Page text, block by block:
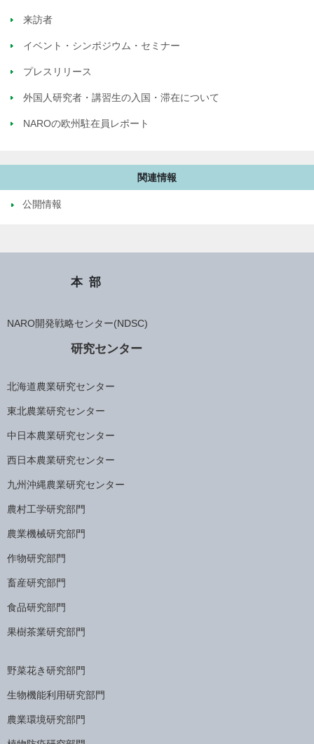
来訪者
イベント・シンポジウム・セミナー
プレスリリース
外国人研究者・講習生の入国・滞在について
NAROの欧州駐在員レポート
関連情報
公開情報
本部
NARO開発戦略センター(NDSC)
研究センター
北海道農業研究センター
東北農業研究センター
中日本農業研究センター
西日本農業研究センター
九州沖縄農業研究センター
農村工学研究部門
農業機械研究部門
作物研究部門
畜産研究部門
食品研究部門
果樹茶業研究部門
野菜花き研究部門
生物機能利用研究部門
農業環境研究部門